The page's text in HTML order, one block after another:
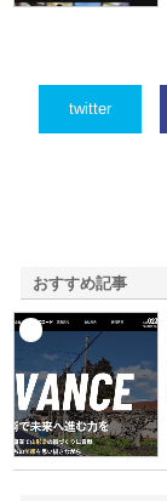
twitter
おすすめ記事